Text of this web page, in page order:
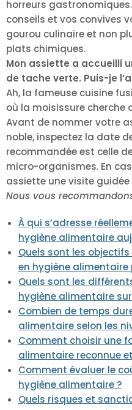
horreurs
conseils et vos convives
gourou culinaire et non
plats chimiques.
Mon assiette a accueilli
de tache verte. Puis-je
Ah, la fameuse cuisine
où la moisissure cherche
Avant de nommer votre
noble, inspectez la date
recommandée est celle
micro-organismes. En
assiette une visite
Nous vous
À qui s’adresse
hygiène alimentaire
Quels sont les
en hygiène
Quels sont les
hygiène alimentaire
Combien de temps
alimentaire selon les
Comment choisir une
alimentaire reconnue
Comment évaluer le
hygiène alimentaire ?
Quels risques et